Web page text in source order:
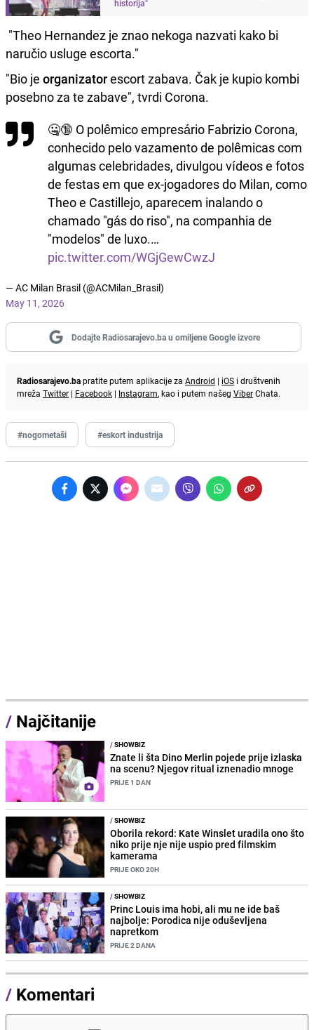
historija"
"Theo Hernandez je znao nekoga nazvati kako bi
naručio usluge escorta."
"Bio je organizatorescort zabava. Čak je kupio kombi
posebno za te zabave", tvrdi Corona.
🤐🔞 O polêmico empresário Fabrizio Corona,
conhecido pelo vazamento de polêmicas com
algumas celebridades, divulgou vídeos e fotos
de festas em que ex-jogadores do Milan, como
Theo e Castillejo, aparecem inalando o
chamado "gás do riso", na companhia de
"modelos" de luxo.…
pic.twitter.com/WGjGewCwzJ
— AC Milan Brasil (@ACMilan_Brasil)
May 11, 2026
Dodajte Radiosarajevo.ba u omiljene Google izvore
Radiosarajevo.bapratite putem aplikacije za Android | iOS i društvenih
mreža Twitter | Facebook | Instagram, kao i putem našeg ViberChata.
#nogometaši #eskort industrija
/ Najčitanije
/SHOWBIZ
Znate li šta Dino Merlin pojede prije izlaska
na scenu? Njegov ritual iznenadio mnoge
PRIJE 1 DAN
/SHOWBIZ
Oborila rekord: Kate Winslet uradila ono što
niko prije nje nije uspio pred filmskim
kamerama
PRIJE OKO 20H
/SHOWBIZ
Princ Louis ima hobi, ali mu ne ide baš
najbolje: Porodica nije oduševljena
napretkom
PRIJE 2 DANA
/ Komentari